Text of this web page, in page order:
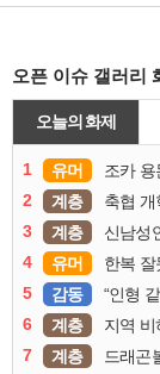
오픈 이슈 갤러리
오늘의 화제
1 유머 조카
2
계층 축협 개
3
계층 신남성
4
유머 한복 잘
5
감동 “인형 같
6
계층 지역 비
7
계층 드래곤